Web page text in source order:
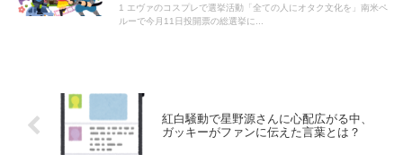
1 エヴァのコスプレで選挙活動「全ての人にオタク文化を」南米ペ
ルーで今月11日投開票の総選挙に...
紅白騒動で星野源さんに心配広がる中、
ガッキーがファンに伝えた言葉とは？